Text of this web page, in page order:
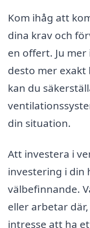
Kom ihåg att
dina krav och
en offert. Ju
desto mer exakt
kan du
din situation.
Att investera i
investering i din
välbefinnande.
eller arbetar
intresse att ha